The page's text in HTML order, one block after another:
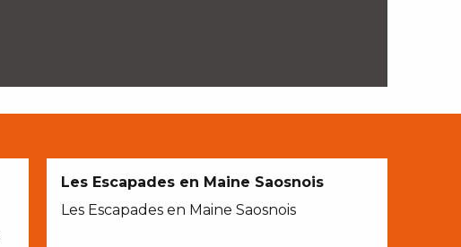
Les Escapades en Maine Saosnois
Les Escapades en Maine Saosnois